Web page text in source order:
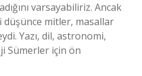
varsayabiliriz. Ancak
mitler, masallar
Yazı, dil, astronomi,
Sümerler için ön